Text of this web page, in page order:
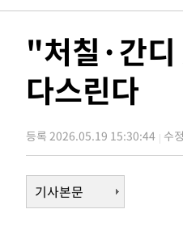
24분 전 >[속보]합참 "북, 동해
35분 전 > [속보]7~9일 프로야구
40분 전 > "韓 외환시장 개입 관
43분 전 >'월드컵 탈락 후폭풍'
53분 전 >[속보]종합특검, 대검
1시간 전 >[속보]코스피, 301.88
2시간 전 >[속보]원·달러 환율,
"처칠·간
다스린다
등록 2026.05.19 15:30:44 수
기사본문